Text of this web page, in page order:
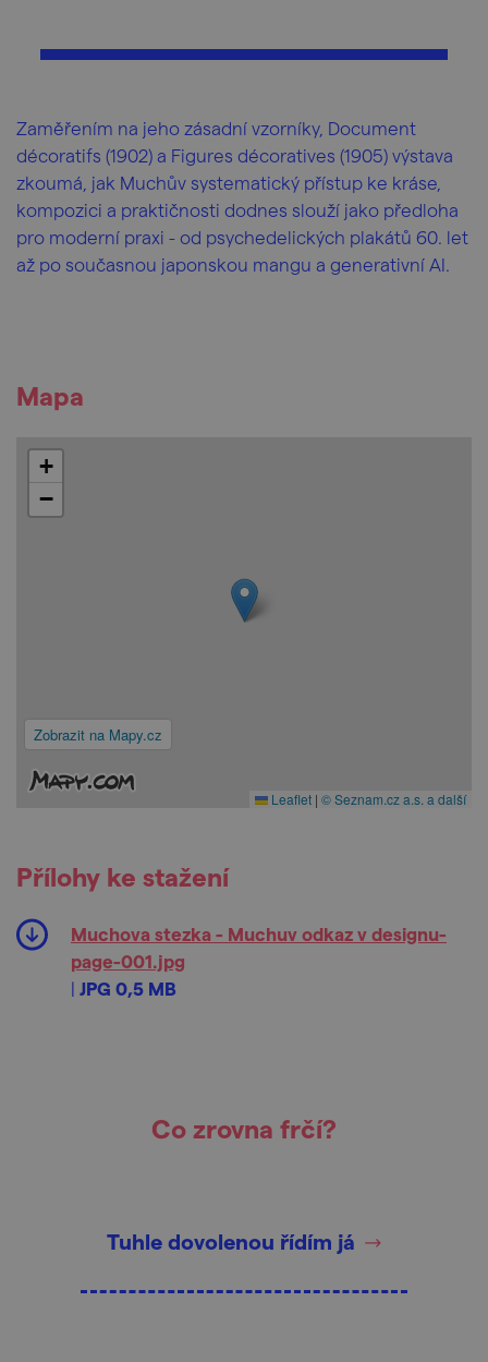
Zaměřením na jeho zásadní vzorníky, Document
décoratifs (1902) a Figures décoratives (1905) výstava
zkoumá, jak Muchův systematický přístup ke kráse,
kompozici a praktičnosti dodnes slouží jako předloha
pro moderní praxi - od psychedelických plakátů 60. let
až po současnou japonskou mangu a generativní AI.
Mapa
Zobrazit na Mapy.cz
+
−
Leaflet | © Seznam.cz a.s. a další
Přílohy ke stažení
Muchova stezka - Muchuv odkaz v designu-
page-001.jpg
| JPG 0,5 MB
Co zrovna frčí?
Tuhle dovolenou řídím já